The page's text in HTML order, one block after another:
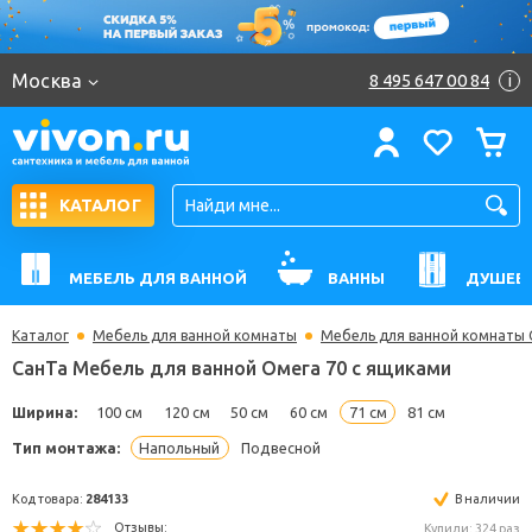
Москва 8 495 647 00 84 i
КАТАЛОГ
МЕБЕЛЬ ДЛЯ ВАННОЙ ВАННЫ
Каталог Мебель для ванной комнаты Мебель для ванной комнаты
СанТа Мебель для ванной Омега 70 с ящиками
Ширина: 100 см 120 см 50 см
Тип монтажа: